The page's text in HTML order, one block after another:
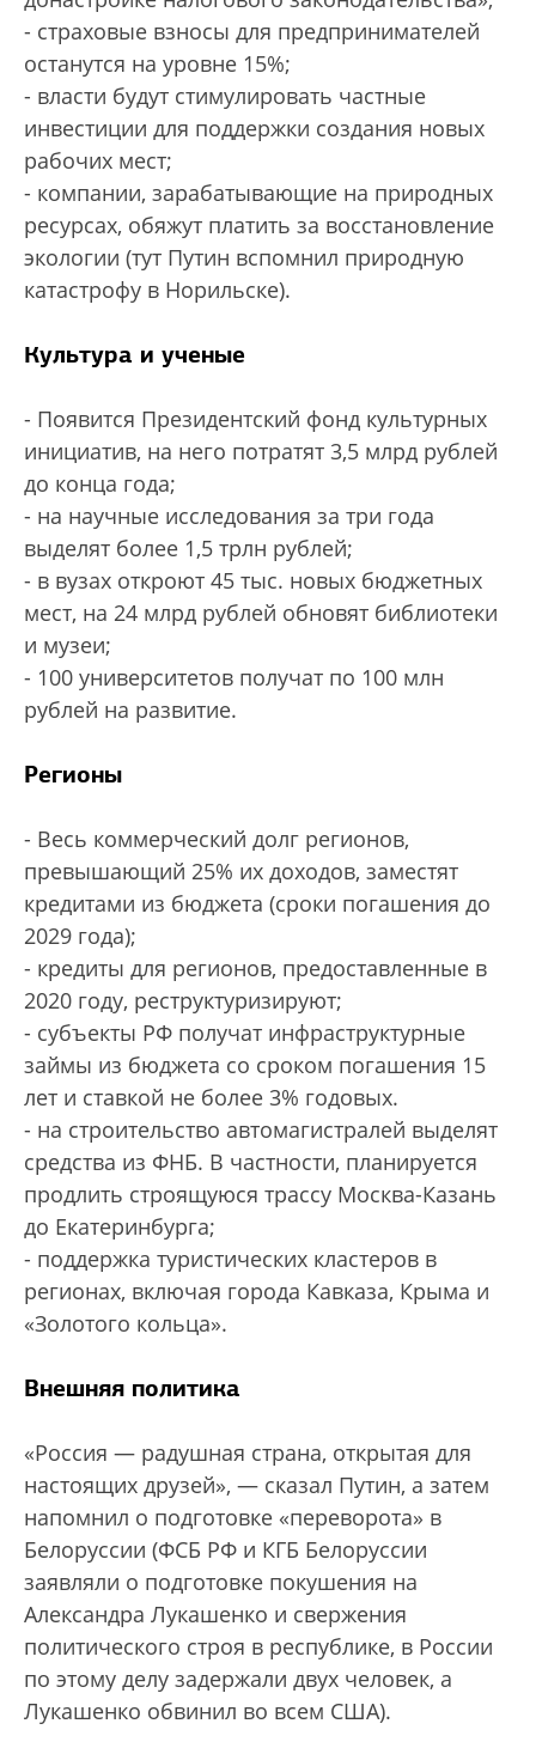
- страховые взносы для предпринимателей
останутся на уровне 15%;
- власти будут стимулировать частные
инвестиции для поддержки создания новых
рабочих мест;
- компании, зарабатывающие на природных
ресурсах, обяжут платить за восстановление
экологии (тут Путин вспомнил природную
катастрофу в Норильске).
Культура и ученые
- Появится Президентский фонд культурных
инициатив, на него потратят 3,5 млрд рублей
до конца года;
- на научные исследования за три года
выделят более 1,5 трлн рублей;
- в вузах откроют 45 тыс. новых бюджетных
мест, на 24 млрд рублей обновят библиотеки
и музеи;
- 100 университетов получат по 100 млн
рублей на развитие.
Регионы
- Весь коммерческий долг регионов,
превышающий 25% их доходов, заместят
кредитами из бюджета (сроки погашения до
2029 года);
- кредиты для регионов, предоставленные в
2020 году, реструктуризируют;
- субъекты РФ получат инфраструктурные
займы из бюджета со сроком погашения 15
лет и ставкой не более 3% годовых.
- на строительство автомагистралей выделят
средства из ФНБ. В частности, планируется
продлить строящуюся трассу Москва-Казань
до Екатеринбурга;
- поддержка туристических кластеров в
регионах, включая города Кавказа, Крыма и
«Золотого кольца».
Внешняя политика
«Россия — радушная страна, открытая для
настоящих друзей», — сказал Путин, а затем
напомнил о подготовке «переворота» в
Белоруссии (ФСБ РФ и КГБ Белоруссии
заявляли о подготовке покушения на
Александра Лукашенко и свержения
политического строя в республике, в России
по этому делу задержали двух человек, а
Лукашенко обвинил во всем США).